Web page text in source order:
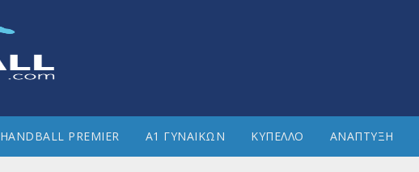
HANDBALL PREMIER Α1 ΓΥΝΑΙΚΩΝ ΚΥΠΕΛΛΟ ΑΝΑΠΤΥΞΗ